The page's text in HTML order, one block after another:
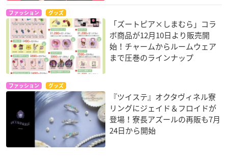
ファッション グッズ
「ズートピア×しまむら」コラ
ボ商品が12月10日より販売開
始！チャームからルームウェア
まで圧巻のラインナップ
ファッション グッズ
『ツイステ』オクタヴィネル寮
リングにジェイド＆フロイドが
登場！寮長アズールの再販も7月
24日から開始